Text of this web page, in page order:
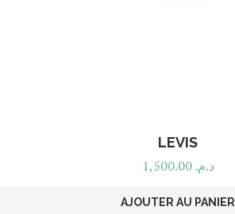
LEVIS
د.م. 1,500.00
AJOUTER AU PANIER